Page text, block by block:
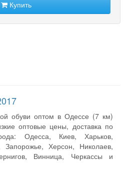
Купить
обуви оптом в Одессе (7 км)
оптовые цены, доставка по
Одесса, Киев, Харьков,
Запорожье, Херсон, Николаев,
Винница, Черкассы и